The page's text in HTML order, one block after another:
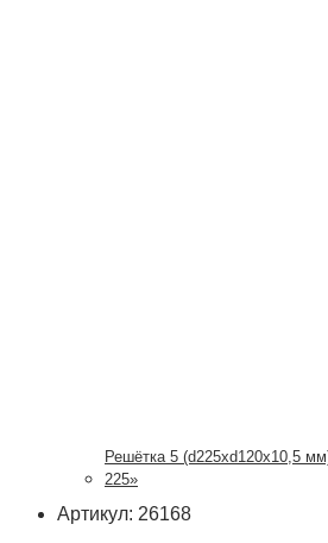
Решётка 5 (d225xd120x10,5
225»
Артикул: 26168